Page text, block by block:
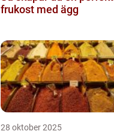
frukost med ägg
28 oktober 2025